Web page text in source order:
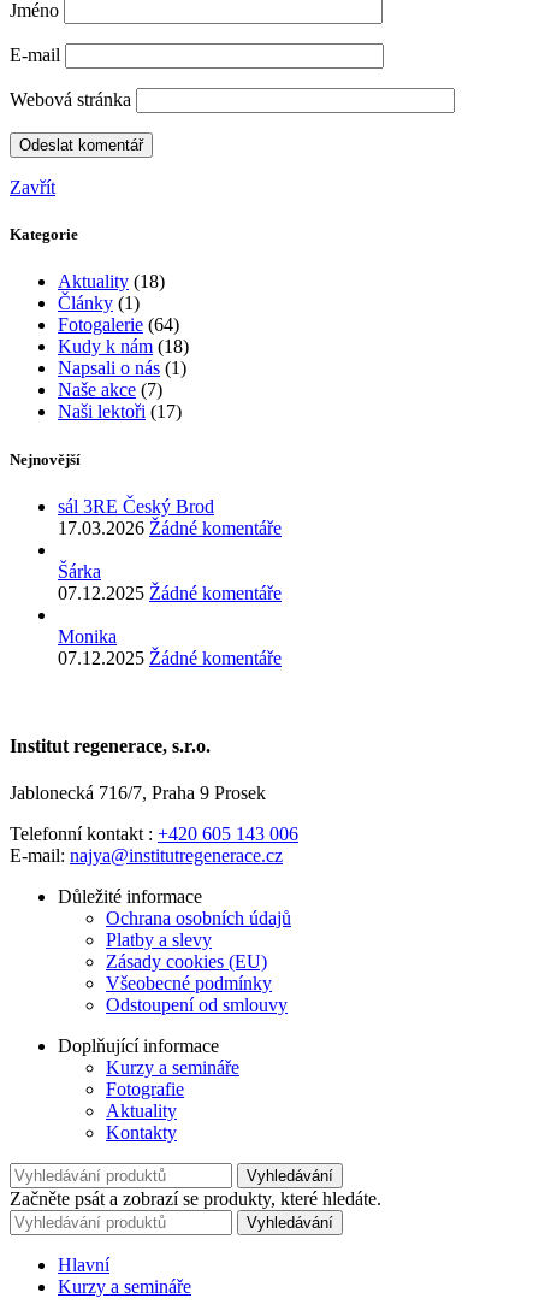
Jméno
E-mail
Webová stránka
Zavřít
Kategorie
Aktuality (18)
Články (1)
Fotogalerie (64)
Kudy k nám (18)
Napsali o nás (1)
Naše akce (7)
Naši lektoři (17)
Nejnovější
sál 3RE Český Brod
17.03.2026 Žádné komentáře
Šárka
07.12.2025 Žádné komentáře
Monika
07.12.2025 Žádné komentáře
Institut regenerace, s.r.o.
Jablonecká 716/7, Praha 9 Prosek
Telefonní kontakt : +420 605 143 006
E-mail: najya@institutregenerace.cz
Důležité informace
Ochrana osobních údajů
Platby a slevy
Zásady cookies (EU)
Všeobecné podmínky
Odstoupení od smlouvy
Doplňující informace
Kurzy a semináře
Fotografie
Aktuality
Kontakty
Vyhledávání
Začněte psát a zobrazí se produkty, které hledáte.
Vyhledávání
Hlavní
Kurzy a semináře